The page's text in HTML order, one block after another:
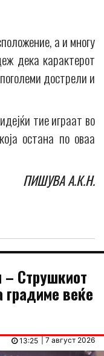
а и многу
дека карактерот
дострели и
тие играат во
остана по оваа
ПИШУВА А.К.Н.
Струшкиот
градиме веќе
| 7 август 2026
13:25